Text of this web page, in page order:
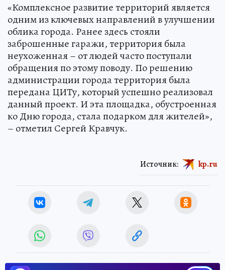
«Комплексное развитие территорий является
одним из ключевых направлений в улучшении
облика города. Ранее здесь стояли
заброшенные гаражи, территория была
неухоженная – от людей часто поступали
обращения по этому поводу. По решению
администрации города территория была
передана ЦИТу, который успешно реализовал
данный проект. И эта площадка, обустроенная
ко Дню города, стала подарком для жителей»,
– отметил Сергей Кравчук.
Источник: kp.ru